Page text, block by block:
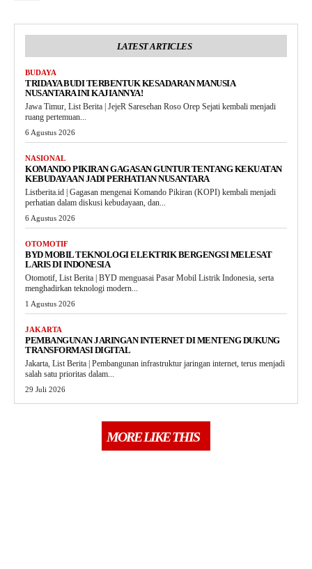
LATEST ARTICLES
BUDAYA
TRIDAYA BUDI TERBENTUK KESADARAN MANUSIA
NUSANTARA INI KAJIANNYA!
Jawa Timur, List Berita | JejeR Saresehan Roso Orep Sejati kembali menjadi
ruang pertemuan...
6 Agustus 2026
NASIONAL
KOMANDO PIKIRAN GAGASAN GUNTUR TENTANG KEKUATAN
KEBUDAYAAN JADI PERHATIAN NUSANTARA
Listberita.id | Gagasan mengenai Komando Pikiran (KOPI) kembali menjadi
perhatian dalam diskusi kebudayaan, dan...
6 Agustus 2026
OTOMOTIF
BYD MOBIL TEKNOLOGI ELEKTRIK BERGENGSI MELESAT
LARIS DI INDONESIA
Otomotif, List Berita | BYD menguasai Pasar Mobil Listrik Indonesia, serta
menghadirkan teknologi modern...
1 Agustus 2026
JAKARTA
PEMBANGUNAN JARINGAN INTERNET DI MENTENG DUKUNG
TRANSFORMASI DIGITAL
Jakarta, List Berita | Pembangunan infrastruktur jaringan internet, terus menjadi
salah satu prioritas dalam...
29 Juli 2026
MORE LIKE THIS